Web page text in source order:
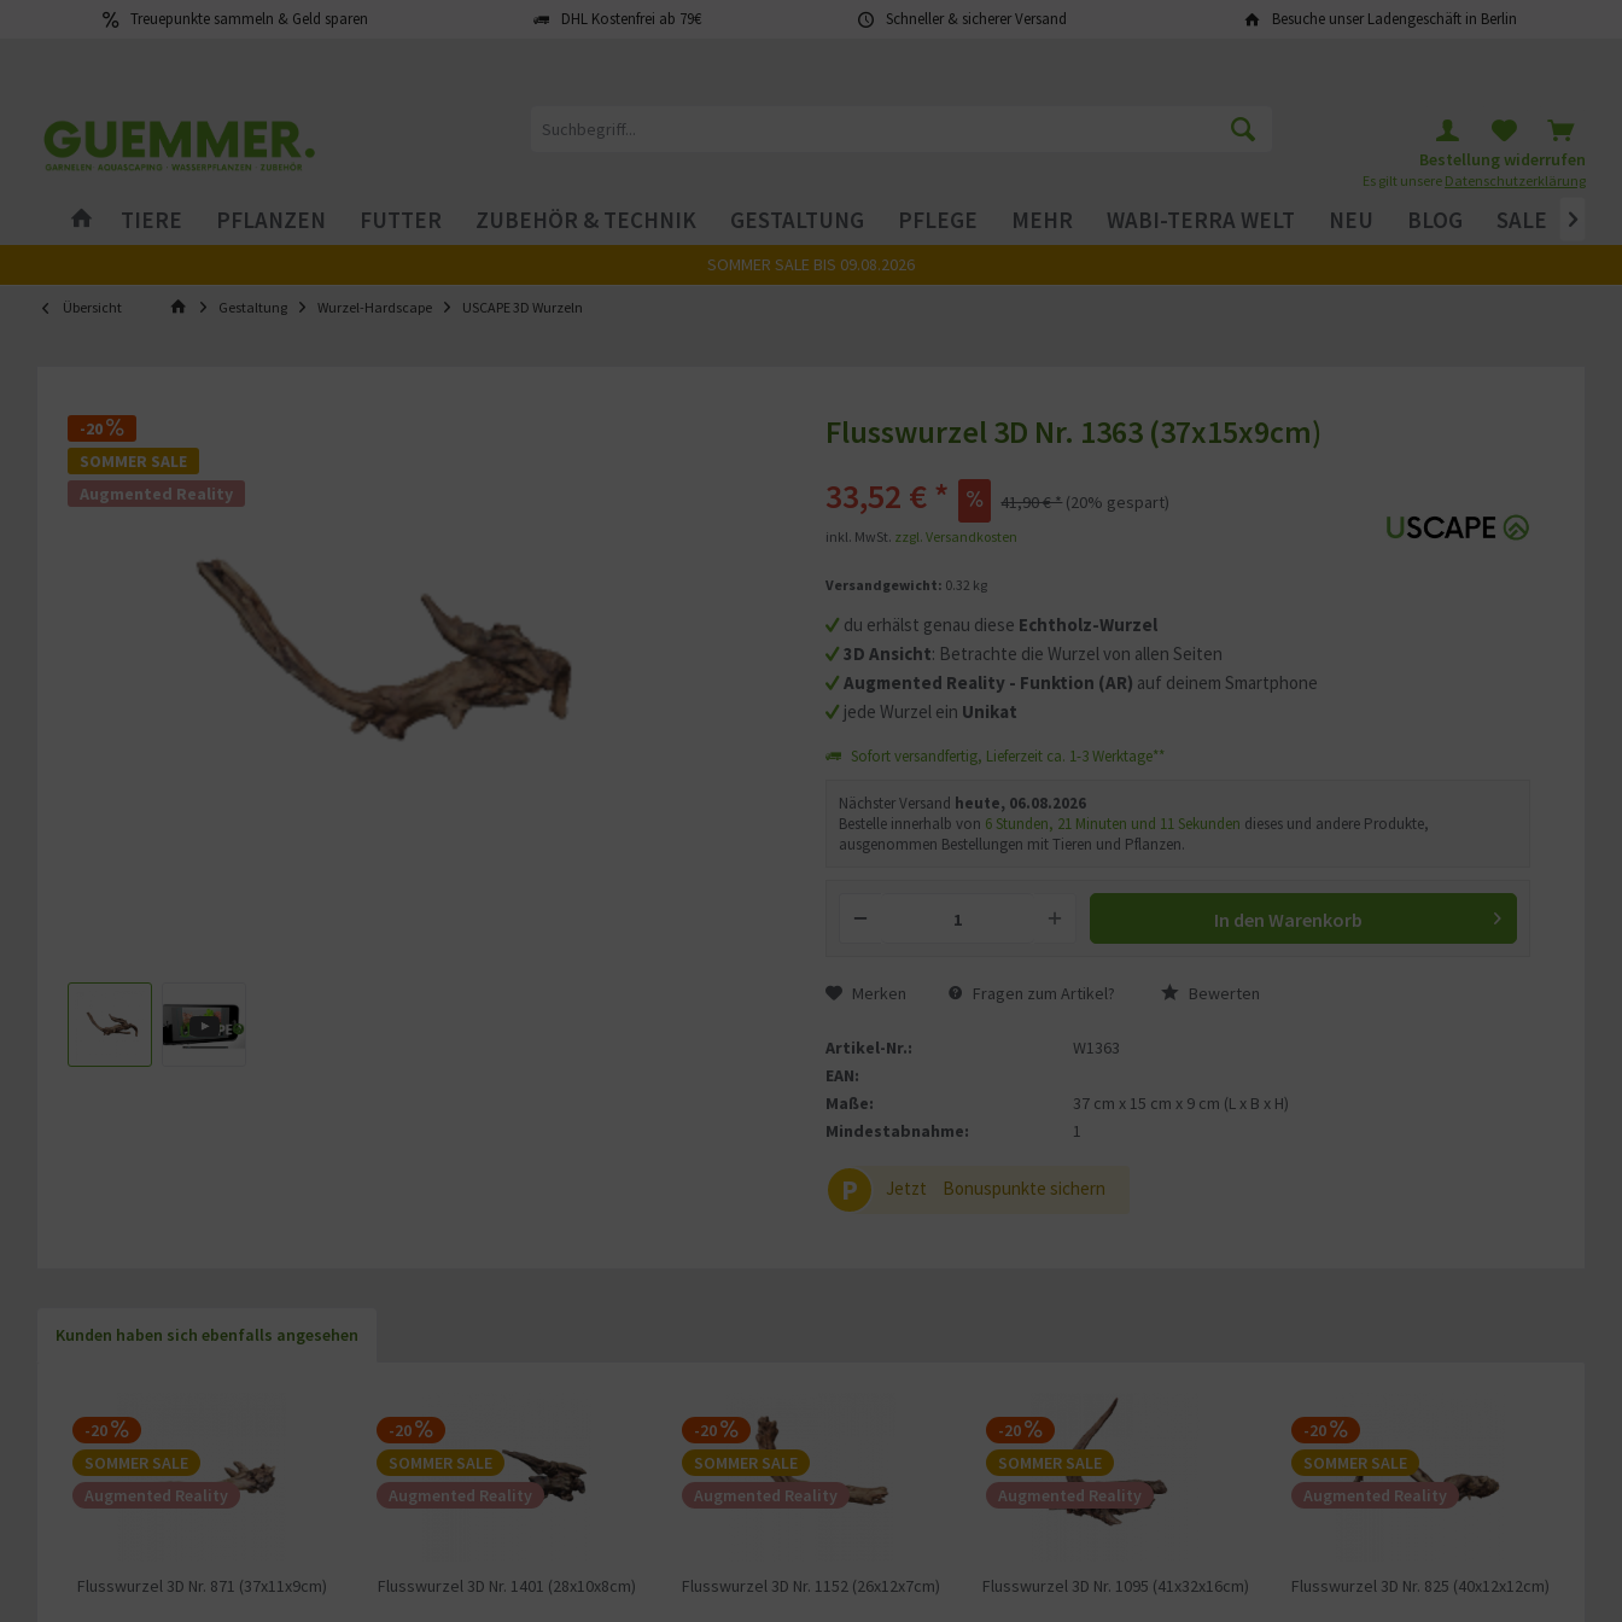
Treuepunkte sammeln & Geld sparen DHL Kostenfrei ab 79€ Schneller & sicherer Versand Besuche unser Ladengeschäft in Berlin
Bestellung widerrufen
Es gilt unsere Datenschutzerklärung
TIERE PFLANZEN FUTTER ZUBEHÖR & TECHNIK GESTALTUNG PFLEGE MEHR WABI-TERRA WELT NEU BLOG SALE 
SOMMER SALE BIS 09.08.2026
Übersicht Gestaltung Wurzel-Hardscape USCAPE 3D Wurzeln
-20
SOMMER SALE
Augmented Reality
Mit dem Aufruf des Videos erklären
Sie sich einverstanden, dass Ihre Daten an YouTube
übermittelt werden und dass Sie dieDatenschutzerklärung
gelesen haben.
Flusswurzel 3D Nr. 1363 (37x15x9cm)
du erhälst genau diese Echtholz-Wurzel
3D Ansicht: Betrachte die Wurzel von allen Seiten
Augmented Reality - Funktion (AR) auf deinem Smartphone
jede Wurzel ein Unikat
33,52 € * 41,90 € * (20% gespart)
inkl. MwSt. zzgl. Versandkosten
Versandgewicht: 0.32 kg
Sofort versandfertig, Lieferzeit ca. 1-3 Werktage**
Nächster Versand heute, 06.08.2026
Bestelle innerhalb von 6 Stunden, 21 Minuten und 10 Sekunden dieses und andere Produkte,
ausgenommen Bestellungen mit Tieren und Pflanzen.
In den Warenkorb
Merken Fragen zum Artikel? Bewerten
Artikel-Nr.:
W1363
EAN:
Maße:
37 cm x 15 cm x 9 cm (L x B x H)
Mindestabnahme:
1
P Jetzt Bonuspunkte sichern
Kunden haben sich ebenfalls angesehen
-20
SOMMER SALE
Augmented Reality
Flusswurzel 3D Nr. 871 (37x11x9cm)
-20
SOMMER SALE
Augmented Reality
Flusswurzel 3D Nr. 1401 (28x10x8cm)
-20
SOMMER SALE
Augmented Reality
Flusswurzel 3D Nr. 1152 (26x12x7cm)
-20
SOMMER SALE
Augmented Reality
Flusswurzel 3D Nr. 1095 (41x32x16cm)
-20
SOMMER SALE
Augmented Reality
Flusswurzel 3D Nr. 825 (40x12x12cm)